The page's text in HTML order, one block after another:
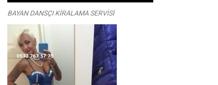
BAYAN DANSÇI KİRALAMA SERVİSİ